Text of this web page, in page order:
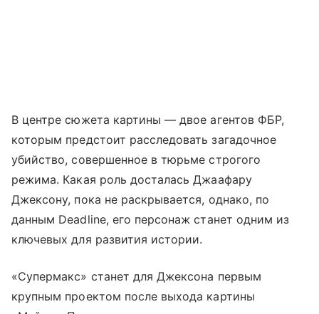
В центре сюжета картины — двое агентов ФБР,
которым предстоит расследовать загадочное
убийство, совершенное в тюрьме строгого
режима. Какая роль досталась Джаафару
Джексону, пока не раскрывается, однако, по
данным Deadline, его персонаж станет одним из
ключевых для развития истории.
«Супермакс» станет для Джексона первым
крупным проектом после выхода картины